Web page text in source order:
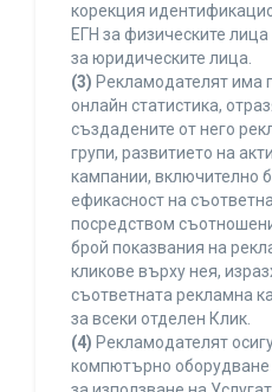
корекция
ЕГН за физическите
за юридическите лица.
(3) Рекламодателят има
онлайн статистика,
създадените от него
групи, развитието на
кампании, включително
ефикасност на
посредством
брой показвания на
кликове върху нея,
съответната рекламна
за всеки отделен Клик.
(4) Рекламодателят
компютърно оборудване